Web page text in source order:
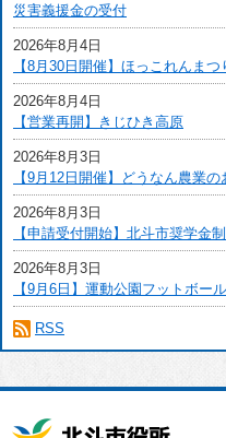
災害義援金の受付
2026年8月4日
【8月30日開催】ほっこれんまつ
2026年8月4日
【営業再開】きじひき高原
2026年8月3日
【9月12日開催】どうなん農業
2026年8月3日
【申請受付開始】北斗市奨学金
2026年8月3日
【9月6日】運動公園フットボー
RSS